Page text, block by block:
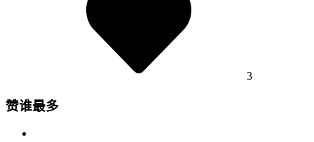
3
赞谁最多